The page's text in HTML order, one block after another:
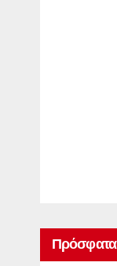
Πρόσφατα